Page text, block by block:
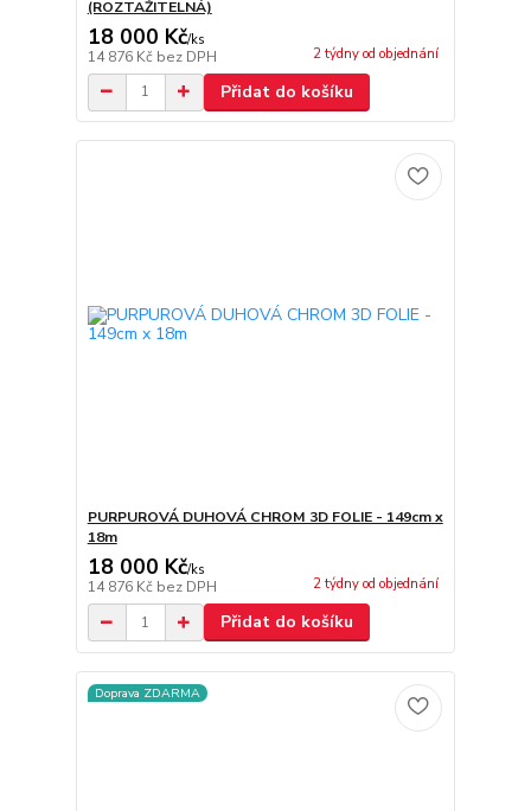
(ROZTAŽITELNÁ)
18 000 Kč/ks
14 876 Kč bez DPH 2 týdny od objednání
Přidat do košíku
PURPUROVÁ DUHOVÁ CHROM 3D FOLIE - 149cm x
18m
18 000 Kč/ks
14 876 Kč bez DPH 2 týdny od objednání
Přidat do košíku
Doprava ZDARMA